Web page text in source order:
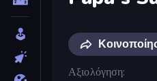
Αξιολόγηση